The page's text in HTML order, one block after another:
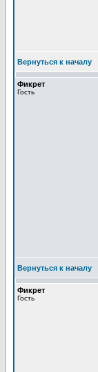
Вернуться к началу
Фикрет
Гость
Вернуться к началу
Фикрет
Гость